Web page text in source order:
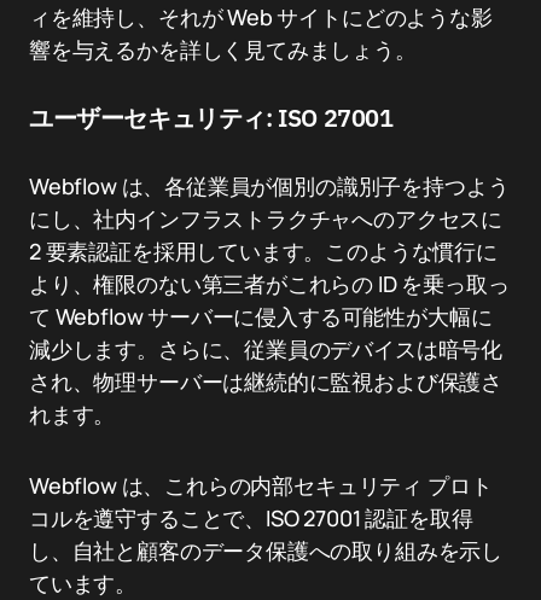
ィを維持し、それが Web サイトにどのような影
響を与えるかを詳しく見てみましょう。
ユーザーセキュリティ: ISO 27001
Webflow は、各従業員が個別の識別子を持つよう
にし、社内インフラストラクチャへのアクセスに
2 要素認証を採用しています。このような慣行に
より、権限のない第三者がこれらの ID を乗っ取っ
て Webflow サーバーに侵入する可能性が大幅に
減少します。さらに、従業員のデバイスは暗号化
され、物理サーバーは継続的に監視および保護さ
れます。
Webflow は、これらの内部セキュリティ プロト
コルを遵守することで、ISO 27001 認証を取得
し、自社と顧客のデータ保護への取り組みを示し
ています。